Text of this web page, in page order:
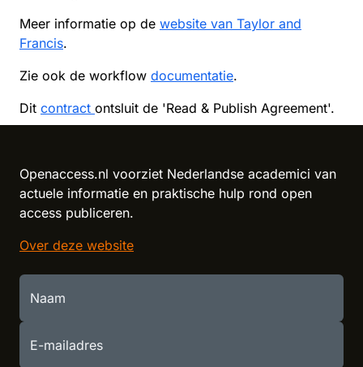
Meer informatie op de website van Taylor and
Francis.
Zie ook de workflow documentatie.
Dit contract ontsluit de 'Read & Publish Agreement'.
Openaccess.nl voorziet Nederlandse academici van
actuele informatie en praktische hulp rond open
access publiceren.
Over deze website
Naam
E-mailadres